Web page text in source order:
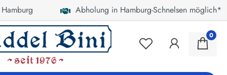
Abholung in Hamburg-Schnelsen möglich*
0